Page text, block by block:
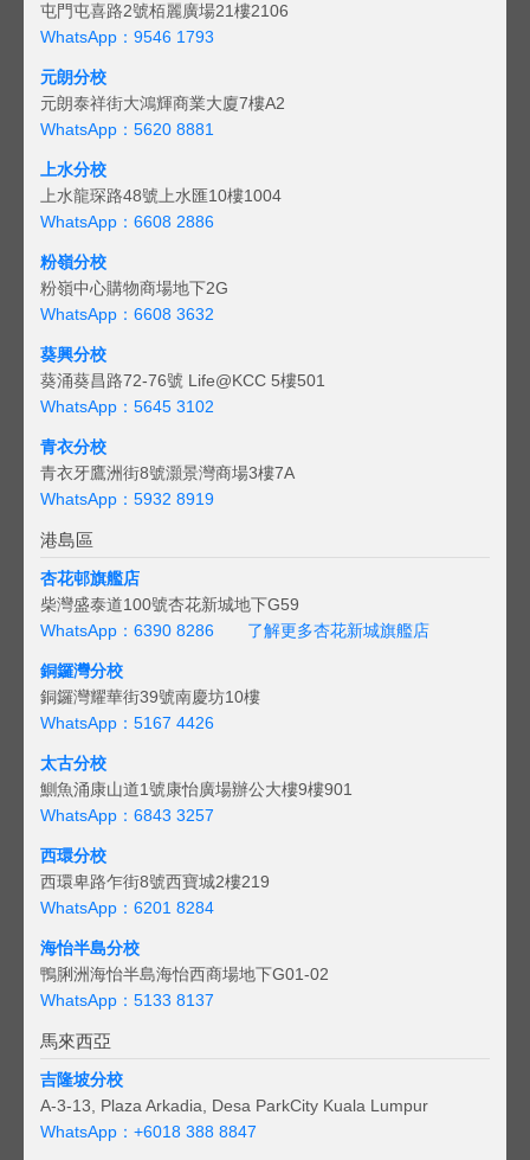
屯門屯喜路2號栢麗廣場21樓2106
WhatsApp：9546 1793
元朗分校
元朗泰祥街大鴻輝商業大廈7樓A2
WhatsApp：5620 8881
上水分校
上水龍琛路48號上水匯10樓1004
WhatsApp：6608 2886
粉嶺分校
粉嶺中心購物商場地下2G
WhatsApp：6608 3632
葵興分校
葵涌葵昌路72-76號 Life@KCC 5樓501
WhatsApp：5645 3102
青衣分校
青衣牙鷹洲街8號灝景灣商場3樓7A
WhatsApp：5932 8919
港島區
杏花邨旗艦店
柴灣盛泰道100號杏花新城地下G59
WhatsApp：6390 8286
了解更多杏花新城旗艦店
銅鑼灣分校
銅鑼灣耀華街39號南慶坊10樓
WhatsApp：5167 4426
太古分校
鰂魚涌康山道1號康怡廣場辦公大樓9樓901
WhatsApp：6843 3257
西環分校
西環卑路乍街8號西寶城2樓219
WhatsApp：6201 8284
海怡半島分校
鴨脷洲海怡半島海怡西商場地下G01-02
WhatsApp：5133 8137
馬來西亞
吉隆坡分校
A-3-13, Plaza Arkadia, Desa ParkCity Kuala Lumpur
WhatsApp： +6018 388 8847